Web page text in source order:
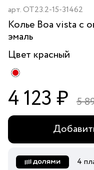
арт.OT23.2-15-31462
Колье Boa vista с
эмаль
Цвет красный
4 123 ₽ 5
4